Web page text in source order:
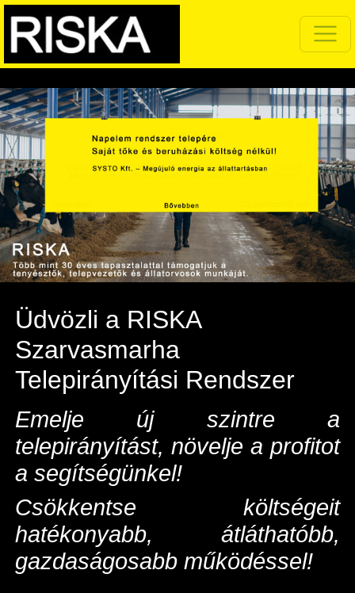
Üdvözli a RISKA
Szarvasmarha
Telepirányítási Rendszer
Emelje új szintre a
telepirányítást, növelje a profitot
a segítségünkel!
Csökkentse költségeit
hatékonyabb, átláthatóbb,
gazdaságosabb működéssel!